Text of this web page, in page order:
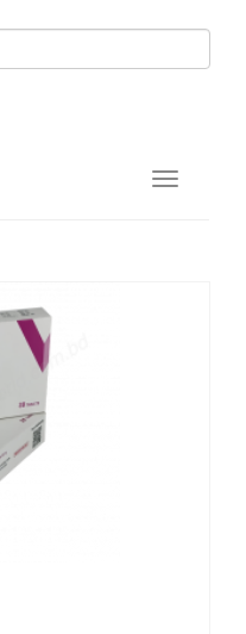
Toggle